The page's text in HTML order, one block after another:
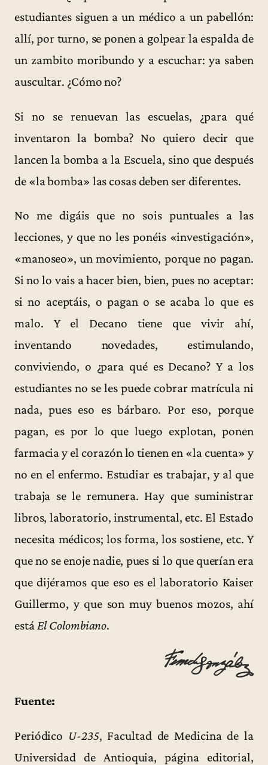
estudiantes siguen a un médico a un pabellón:
allí, por turno, se ponen a golpear la espalda de
un zambito moribundo y a escuchar: ya saben
auscultar. ¿Cómo no?
Si no se renuevan las escuelas, ¿para qué
inventaron la bomba? No quiero decir que
lancen la bomba a la Escuela, sino que después
de «la bomba» las cosas deben ser diferentes.
No me digáis que no sois puntuales a las
lecciones, y que no les ponéis «investigación»,
«manoseo», un movimiento, porque no pagan.
Si no lo vais a hacer bien, bien, pues no aceptar:
si no aceptáis, o pagan o se acaba lo que es
malo. Y el Decano tiene que vivir ahí,
inventando novedades, estimulando,
conviviendo, o ¿para qué es Decano? Y a los
estudiantes no se les puede cobrar matrícula ni
nada, pues eso es bárbaro. Por eso, porque
pagan, es por lo que luego explotan, ponen
farmacia y el corazón lo tienen en «la cuenta» y
no en el enfermo. Estudiar es trabajar, y al que
trabaja se le remunera. Hay que suministrar
libros, laboratorio, instrumental, etc. El Estado
necesita médicos; los forma, los sostiene, etc. Y
que no se enoje nadie, pues si lo que querían era
que dijéramos que eso es el laboratorio Kaiser
Guillermo, y que son muy buenos mozos, ahí
estáEl Colombiano.
Fuente:
Periódico U-235, Facultad de Medicina de la
Universidad de Antioquia, página editorial,